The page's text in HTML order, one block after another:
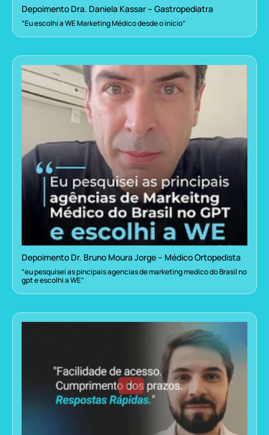
Depoimento Dra. Daniela Kassar – Gastropediatra
“Eu escolhi a WE Marketing Médico desde o início”
Depoimento Dr. Bruno Moura Jorge – Médico Ortopedista
“eu pesquisei as pincipais agencias de marketing medico do Brasil no
gpt e escolhi a WE”